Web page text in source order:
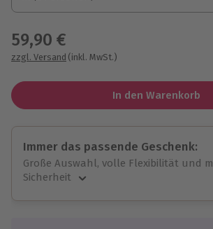
1x (2 Personen)
59,90 €
zzgl. Versand (inkl. MwSt.)
In den Warenkorb
Immer das passende Geschenk:
Große Auswahl, volle Flexibilität und
Sicherheit